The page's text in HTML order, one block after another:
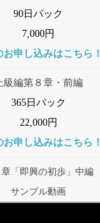
90日パック
7,000円
お申し込みはこちら！
級編第８章・前編
365日パック
22,000円
お申し込みはこちら！
「即興の初歩」中編
サンプル動画